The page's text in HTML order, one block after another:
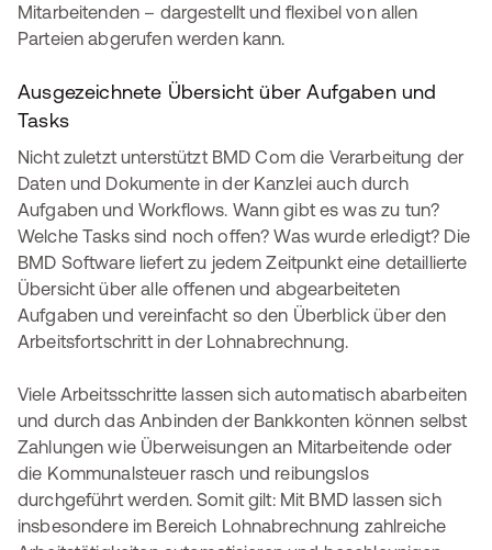
Mitarbeitenden – dargestellt und flexibel von allen
Parteien abgerufen werden kann.
Ausgezeichnete Übersicht über Aufgaben und
Tasks
Nicht zuletzt unterstützt BMD Com die Verarbeitung der
Daten und Dokumente in der Kanzlei auch durch
Aufgaben und Workflows. Wann gibt es was zu tun?
Welche Tasks sind noch offen? Was wurde erledigt? Die
BMD Software liefert zu jedem Zeitpunkt eine detaillierte
Übersicht über alle offenen und abgearbeiteten
Aufgaben und vereinfacht so den Überblick über den
Arbeitsfortschritt in der Lohnabrechnung.
Viele Arbeitsschritte lassen sich automatisch abarbeiten
und durch das Anbinden der Bankkonten können selbst
Zahlungen wie Überweisungen an Mitarbeitende oder
die Kommunalsteuer rasch und reibungslos
durchgeführt werden. Somit gilt: Mit BMD lassen sich
insbesondere im Bereich Lohnabrechnung zahlreiche